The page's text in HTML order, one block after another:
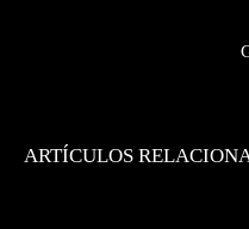
ARTÍCULOS